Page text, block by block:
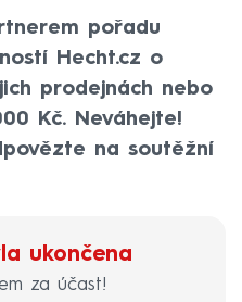
pořadu
Hecht.cz o
prodejnách nebo
Kč. Neváhejte!
na soutěžní
ukončena
za účast!